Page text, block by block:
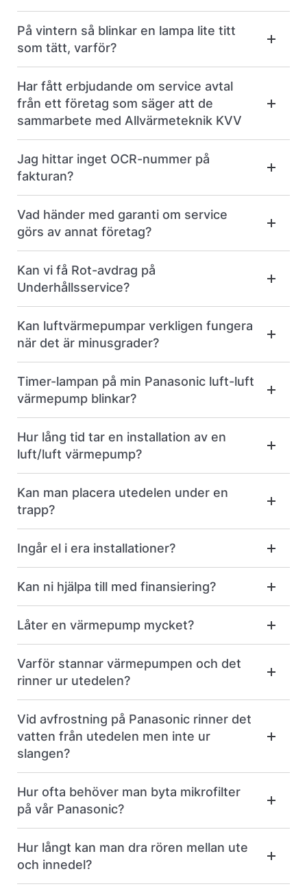
På vintern så blinkar en lampa lite titt
som tätt, varför?
Har fått erbjudande om service avtal
från ett företag som säger att de
sammarbete med Allvärmeteknik KVV
Jag hittar inget OCR-nummer på
fakturan?
Vad händer med garanti om service
görs av annat företag?
Kan vi få Rot-avdrag på
Underhållsservice?
Kan luftvärmepumpar verkligen fungera
när det är minusgrader?
Timer-lampan på min Panasonic luft-luft
värmepump blinkar?
Hur lång tid tar en installation av en
luft/luft värmepump?
Kan man placera utedelen under en
trapp?
Ingår el i era installationer?
Kan ni hjälpa till med finansiering?
Låter en värmepump mycket?
Varför stannar värmepumpen och det
rinner ur utedelen?
Vid avfrostning på Panasonic rinner det
vatten från utedelen men inte ur
slangen?
Hur ofta behöver man byta mikrofilter
på vår Panasonic?
Hur långt kan man dra rören mellan ute
och innedel?